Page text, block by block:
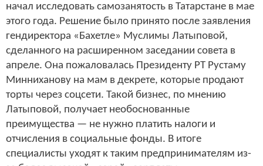
начал исследовать самозанятость в Татарстане в мае
этого года. Решение было принято после заявления
гендиректора «Бахетле» Муслимы Латыповой,
сделанного на расширенном заседании совета в
апреле. Она пожаловалась Президенту РТ Рустаму
Минниханову на мам в декрете, которые продают
торты через соцсети. Такой бизнес, по мнению
Латыповой, получает необоснованные
преимущества — не нужно платить налоги и
отчисления в социальные фонды. В итоге
специалисты уходят к таким предпринимателям из-